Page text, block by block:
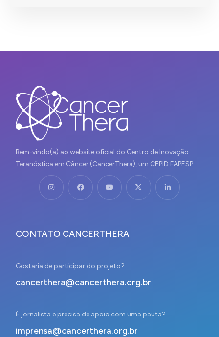
Bem-vindo(a) ao website oficial do Centro de Inovação
Teranóstica em Câncer (CancerThera), um CEPID FAPESP.
CONTATO CANCERTHERA
Gostaria de participar do projeto?
cancerthera@cancerthera.org.br
É jornalista e precisa de apoio com uma pauta?
imprensa@cancerthera.org.br